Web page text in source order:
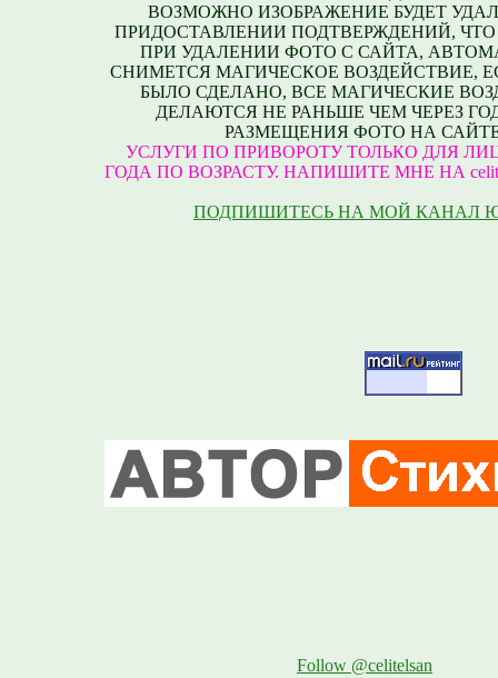
ВОЗМОЖНО ИЗОБРАЖЕНИЕ БУДЕТ
ПРИДОСТАВЛЕНИИ ПОДТВЕРЖДЕНИЙ,
ПРИ УДАЛЕНИИ ФОТО С САЙТА,
СНИМЕТСЯ МАГИЧЕСКОЕ ВОЗДЕЙСТВИЕ,
БЫЛО СДЕЛАНО, ВСЕ МАГИЧЕСКИЕ
ДЕЛАЮТСЯ НЕ РАНЬШЕ ЧЕМ ЧЕРЕЗ
РАЗМЕЩЕНИЯ ФОТО НА
УСЛУГИ ПО ПРИВОРОТУ ТОЛЬКО ДЛЯ
ГОДА ПО ВОЗРАСТУ. НАПИШИТЕ МНЕ НА
ПОДПИШИТЕСЬ НА МОЙ КАНАЛ
Follow @celitelsan